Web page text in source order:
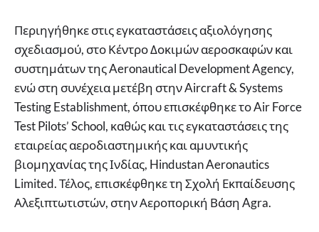
Περιηγήθηκε στις εγκαταστάσεις αξιολόγησης
σχεδιασμού, στο Κέντρο Δοκιμών αεροσκαφών και
συστημάτων της Aeronautical Development Agency,
ενώ στη συνέχεια μετέβη στην Aircraft & Systems
Testing Establishment, όπου επισκέφθηκε το Air Force
Test Pilots’ School, καθώς και τις εγκαταστάσεις της
εταιρείας αεροδιαστημικής και αμυντικής
βιομηχανίας της Ινδίας, Hindustan Aeronautics
Limited. Τέλος, επισκέφθηκε τη Σχολή Εκπαίδευσης
Αλεξιπτωτιστών, στην Αεροπορική Βάση Agra.